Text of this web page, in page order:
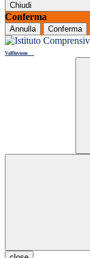
Chiudi
Conferma
Annulla Conferma
Valfluvione